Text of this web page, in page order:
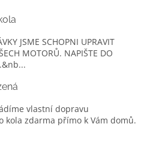
JSME SCHOPNI UPRAVIT
MOTORŮ. NAPIŠTE DO
vlastní dopravu
kola zdarma přímo k Vám domů.